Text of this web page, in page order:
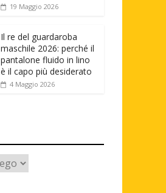
19 Maggio 2026
Il re del guardaroba
maschile 2026: perché il
pantalone fluido in lino
è il capo più desiderato
4 Maggio 2026